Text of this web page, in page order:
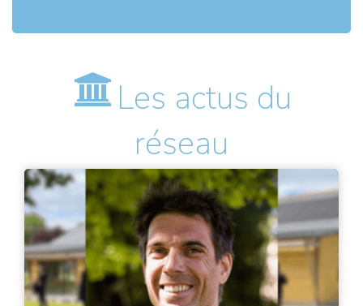
Les actus du
réseau